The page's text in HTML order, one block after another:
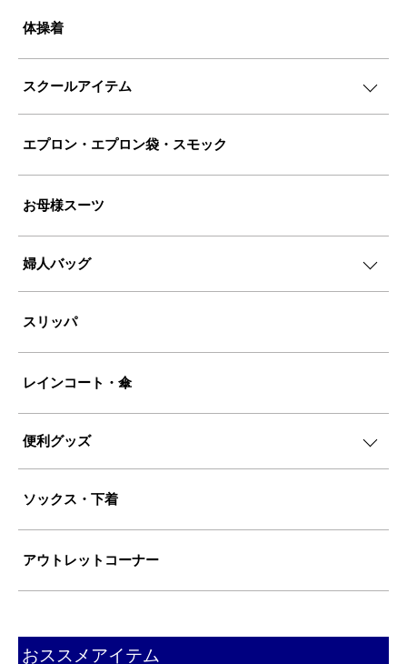
体操着
スクールアイテム
エプロン・エプロン袋・スモック
お母様スーツ
婦人バッグ
スリッパ
レインコート・傘
便利グッズ
ソックス・下着
アウトレットコーナー
おススメアイテム